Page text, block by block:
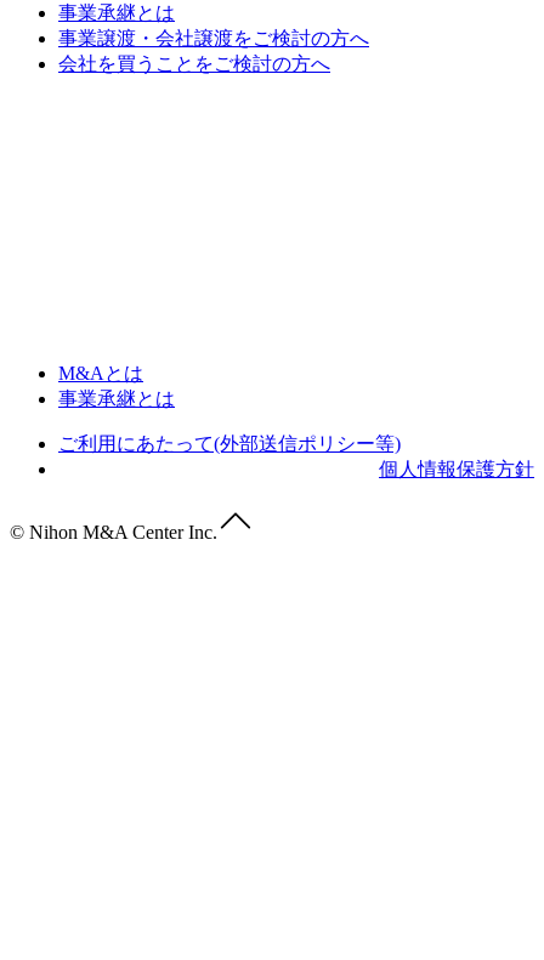
事業承継とは
事業譲渡・会社譲渡をご検討の方へ
会社を買うことをご検討の方へ
M&Aとは
事業承継とは
ご利用にあたって(外部送信ポリシー等)
個人情報保護方針
© Nihon M&A Center Inc.